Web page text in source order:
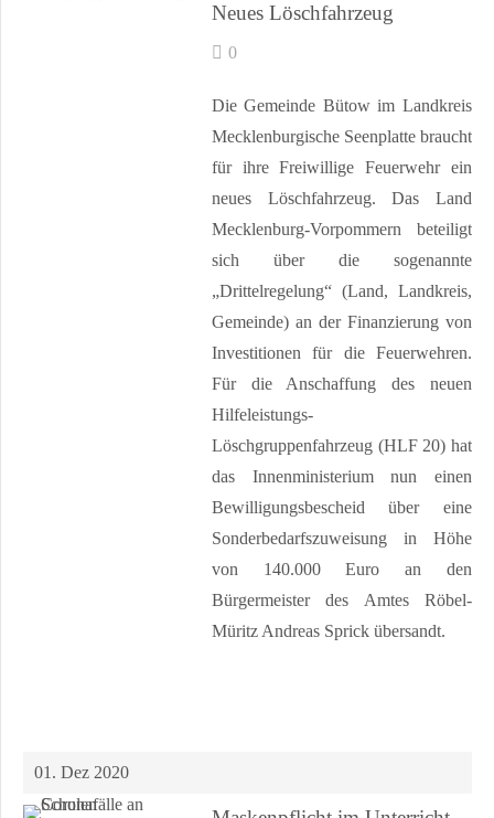
Neues Löschfahrzeug
0
Die Gemeinde Bütow im Landkreis
Mecklenburgische Seenplatte braucht
für ihre Freiwillige Feuerwehr ein
neues Löschfahrzeug. Das Land
Mecklenburg-Vorpommern beteiligt
sich über die sogenannte
„Drittelregelung“ (Land, Landkreis,
Gemeinde) an der Finanzierung von
Investitionen für die Feuerwehren.
Für die Anschaffung des neuen
Hilfeleistungs-
Löschgruppenfahrzeug (HLF 20) hat
das Innenministerium nun einen
Bewilligungsbescheid über eine
Sonderbedarfszuweisung in Höhe
von 140.000 Euro an den
Bürgermeister des Amtes Röbel-
Müritz Andreas Sprick übersandt.
01. Dez 2020